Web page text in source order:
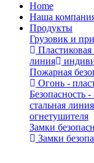
Home
Наша
Продукты
Грузовик и
линия
Пожарная
Огонь -
Безопасность
стальная линия
огнетушителя
Замки
Замки